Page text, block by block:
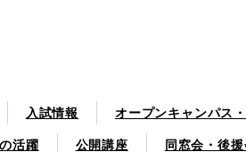
入試情報 オープンキャンパス
活躍 公開講座 同窓会・後